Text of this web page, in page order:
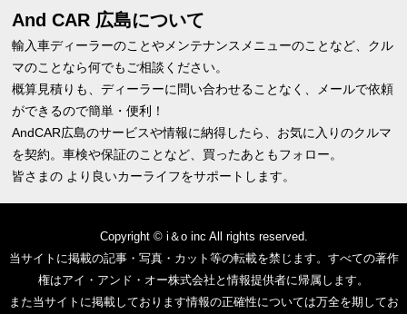
And CAR 広島について
輸入車ディーラーのことやメンテナンスメニューのことなど、クル
マのことなら何でもご相談ください。
概算見積りも、ディーラーに問い合わせることなく、メールで依頼
ができるので簡単・便利！
AndCAR広島のサービスや情報に納得したら、お気に入りのクルマ
を契約。車検や保証のことなど、買ったあともフォロー。
皆さまの より良いカーライフをサポートします。
Copyright © i＆o inc All rights reserved.
当サイトに掲載の記事・写真・カット等の転載を禁じます。すべての著作
権はアイ・アンド・オー株式会社と情報提供者に帰属します。
また当サイトに掲載しております情報の正確性については万全を期してお